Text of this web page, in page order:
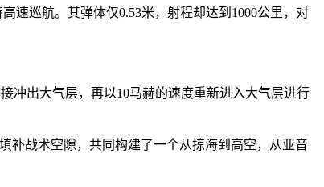
速巡航。其弹体仅0.53米，射程却达到1000公里，对
冲出大气层，再以10马赫的速度重新进入大气层进行
补战术空隙，共同构建了一个从掠海到高空，从亚音